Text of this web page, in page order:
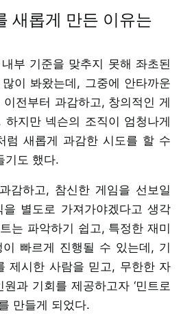
새롭게 만든 이유는
부 기준을 맞추지 못해 좌초된
이 봐왔는데, 그중에 안타까운
전부터 과감하고, 창의적인 게
지만 넥슨의 조직이 엄청나게
럼 새롭게 과감한 시도를 할 수
기도 했다.
감하고, 참신한 게임을 선보일
별도로 가져가야겠다고 생각
는 파악하기 쉽고, 특정한 재미
빠르게 진행될 수 있는데, 기
제시한 사람을 믿고, 무한한 자
과 기회를 제공하고자 ‘민트로
만들게 되었다.